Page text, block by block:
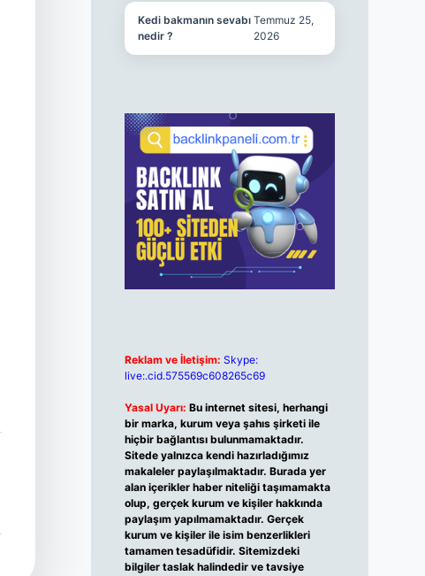
Kedi bakmanın sevabı
nedir ?
Temmuz 25,
2026
Reklam ve İletişim: Skype:
live:.cid.575569c608265c69
Yasal Uyarı: Bu internet sitesi, herhangi
bir marka, kurum veya şahıs şirketi ile
hiçbir bağlantısı bulunmamaktadır.
Sitede yalnızca kendi hazırladığımız
makaleler paylaşılmaktadır. Burada yer
alan içerikler haber niteliği taşımamakta
olup, gerçek kurum ve kişiler hakkında
paylaşım yapılmamaktadır. Gerçek
kurum ve kişiler ile isim benzerlikleri
tamamen tesadüfidir. Sitemizdeki
bilgiler taslak halindedir ve tavsiye